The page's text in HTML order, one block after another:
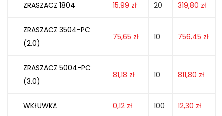
ZRASZACZ 1804 15,99 zł 20 319,80 zł
ZRASZACZ 3504-PC
(2.0)
75,65 zł 10 756,45 zł
ZRASZACZ 5004-PC
(3.0)
81,18 zł 10 811,80 zł
WKŁUWKA 0,12 zł 100 12,30 zł